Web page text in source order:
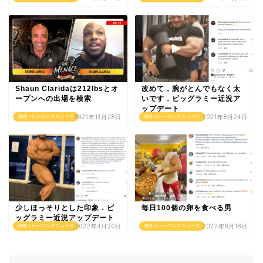
海外トレーニングニュース
Shaun Claridaは212lbsとオ
ープンへの出場を模索
2021年11月28日 海外トレーニングニュース
改めて，腕がとんでもなく太
いです．ビッグラミー近況ア
ップデート
2021年8月24日
海外トレーニングニュース
少しほっそりとした印象．ビ
ッグラミー近況アップデート
2022年4月20日 海外トレーニングニュース
毎日100個の卵を食べる男
2022年8月18日